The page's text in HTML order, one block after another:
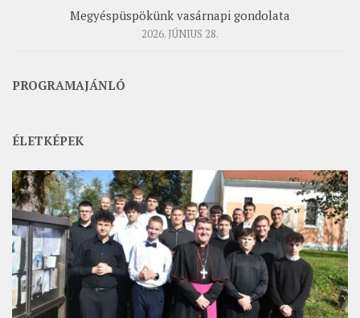
Megyéspüspökünk vasárnapi gondolata
2026. JÚNIUS 28.
PROGRAMAJÁNLÓ
ÉLETKÉPEK